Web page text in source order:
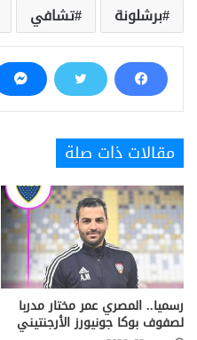
برشلونة تشافي
مقالات ذات صلة
رسميا.. المصري عمر مختار مدربا
لصفوف بوكا جونيورز الأرجنتيني